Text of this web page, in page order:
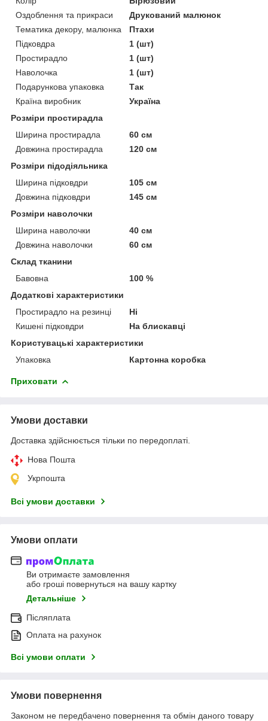
Оздоблення та прикраси
Друкований малюнок
Тематика декору, малюнка
Птахи
Підковдра
1 (шт)
Простирадло
1 (шт)
Наволочка
1 (шт)
Подарункова упаковка
Так
Країна виробник
Україна
Розміри простирадла
Ширина простирадла
60 см
Довжина простирадла
120 см
Розміри підодіяльника
Ширина підковдри
105 см
Довжина підковдри
145 см
Розміри наволочки
Ширина наволочки
40 см
Довжина наволочки
60 см
Склад тканини
Бавовна
100 %
Додаткові характеристики
Простирадло на резинці
Ні
Кишені підковдри
На блискавці
Користувацькі характеристики
Упаковка
Картонна коробка
Приховати
Умови доставки
Доставка здійснюється тільки по передоплаті.
Нова Пошта
Укрпошта
Всі умови доставки
Умови оплати
Ви отримаєте замовлення
або гроші повернуться на вашу картку
Детальніше
Післяплата
Оплата на рахунок
Всі умови оплати
Умови повернення
Законом не передбачено повернення та обмін даного товару